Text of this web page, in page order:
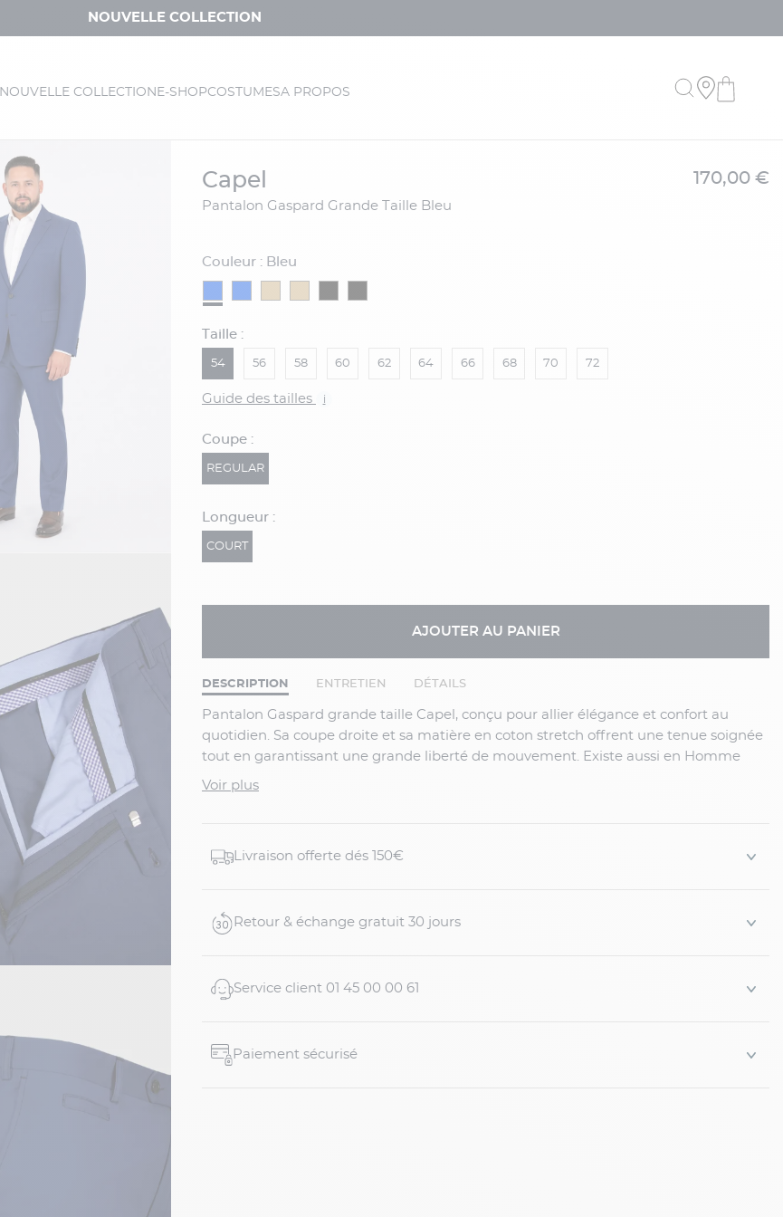
NOUVELLE COLLECTION
NOUVELLE COLLECTION E-SHOPCOSTUMESA PROPOS
capel
Pantalon Gaspard Grande Taille Bleu
170,00 €
Couleur : Bleu
Taille :
54 56 58 60 62 64 66 68 70 72
Guide des tailles i
Coupe :
REGULAR
Longueur :
COURT
AJOUTER AU PANIER
DESCRIPTION ENTRETIEN DÉTAILS
Pantalon Gaspard grande taille Capel, conçu pour allier élégance et confort au
quotidien. Sa coupe droite et sa matière en coton stretch offrent une tenue soignée
tout en garantissant une grande liberté de mouvement. Existe aussi en Homme
grand.
Pantalon de costume gaspard grande taille
Poches italiennes à l’avant
Voir plus
Livraison offerte dés 150€
Retour & échange gratuit 30 jours
Service client 01 45 00 00 61
Paiement sécurisé